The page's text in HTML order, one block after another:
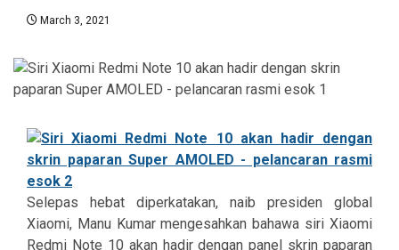
March 3, 2021
Selepas hebat diperkatakan, naib presiden global
Xiaomi, Manu Kumar mengesahkan bahawa siri Xiaomi
Redmi Note 10 akan hadir dengan panel skrin paparan